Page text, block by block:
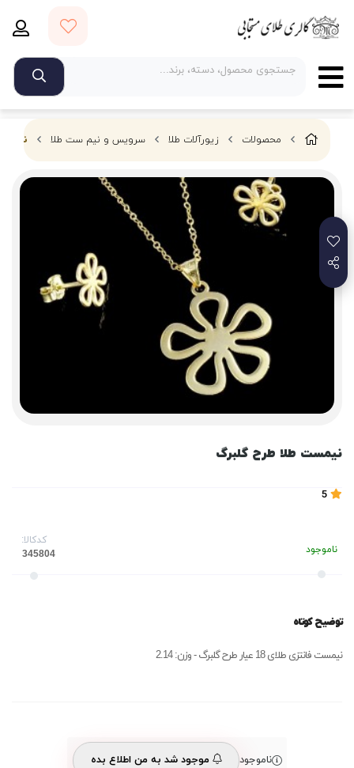
محصولات زیورآلات طلا سرویس و نیم ست طلا
نیمست طلا طرح گلبرگ
ناموجود
کدکالا:
توضیح کوتاه
نیمست فانتزی طلای 18 عیار طرح گلبرگ - وزن: 2.14
ناموجود موجود شد به من اطلاع بده